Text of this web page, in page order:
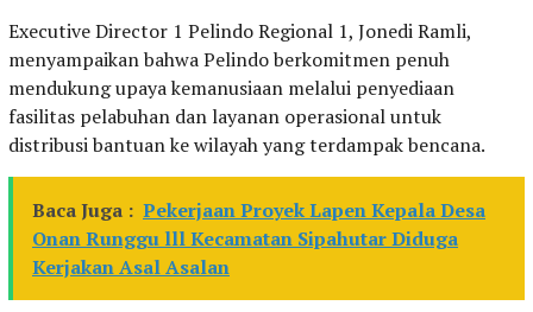
Executive Director 1 Pelindo Regional 1, Jonedi Ramli,
menyampaikan bahwa Pelindo berkomitmen penuh
mendukung upaya kemanusiaan melalui penyediaan
fasilitas pelabuhan dan layanan operasional untuk
distribusi bantuan ke wilayah yang terdampak bencana.
Baca Juga : Pekerjaan Proyek Lapen Kepala Desa
Onan Runggu lll Kecamatan Sipahutar Diduga
Kerjakan Asal Asalan